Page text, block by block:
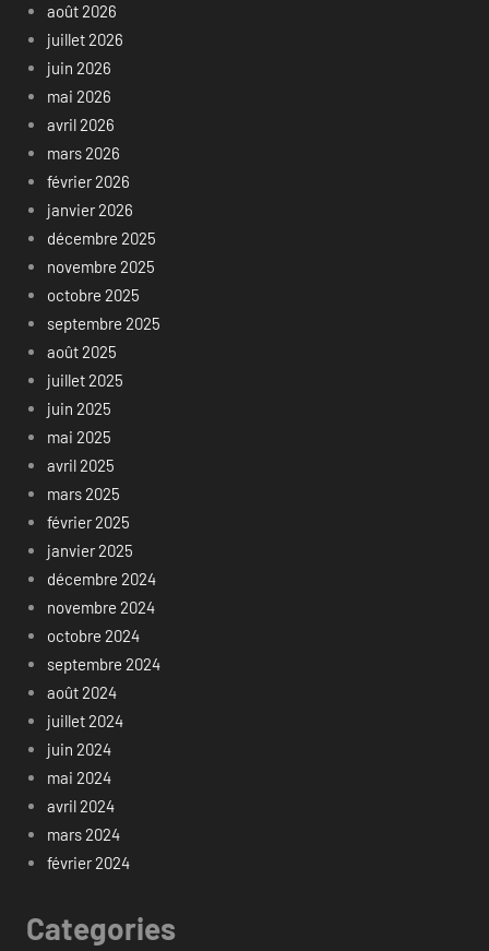
août 2026
juillet 2026
juin 2026
mai 2026
avril 2026
mars 2026
février 2026
janvier 2026
décembre 2025
novembre 2025
octobre 2025
septembre 2025
août 2025
juillet 2025
juin 2025
mai 2025
avril 2025
mars 2025
février 2025
janvier 2025
décembre 2024
novembre 2024
octobre 2024
septembre 2024
août 2024
juillet 2024
juin 2024
mai 2024
avril 2024
mars 2024
février 2024
Categories